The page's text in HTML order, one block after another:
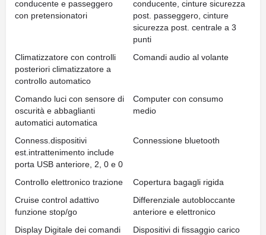
conducente e passeggero
con pretensionatori
conducente, cinture sicurezza
post. passeggero, cinture
sicurezza post. centrale a 3
punti
Climatizzatore con controlli
posteriori climatizzatore a
controllo automatico
Comandi audio al volante
Comando luci con sensore di
oscurità e abbaglianti
automatici automatica
Computer con consumo
medio
Conness.dispositivi
est.intrattenimento include
porta USB anteriore, 2, 0 e 0
Connessione bluetooth
Controllo elettronico trazione
Copertura bagagli rigida
Cruise control adattivo
funzione stop/go
Differenziale autobloccante
anteriore e elettronico
Display Digitale dei comandi
Dispositivi di fissaggio carico